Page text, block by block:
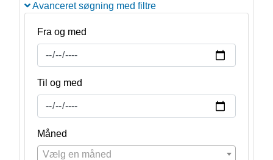
Avanceret søgning med filtre
Fra og med
Til og med
Måned
Vælg en måned